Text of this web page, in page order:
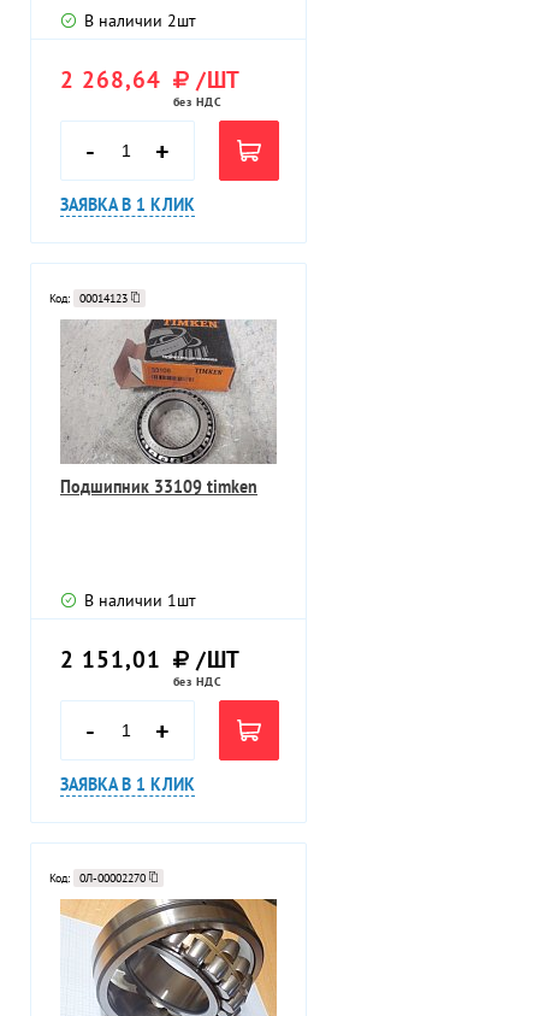
В наличии 2шт
2 268,64 /ШТ
без НДС
- +
ЗАЯВКА В 1 КЛИК
Код: 00014123
Подшипник 33109 timken
В наличии 1шт
2 151,01 /ШТ
без НДС
- +
ЗАЯВКА В 1 КЛИК
Код: 0Л-00002270